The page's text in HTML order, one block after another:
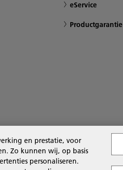
eService
Productgarantie
en prestatie, voor
Zo kunnen wij, op basis
personaliseren.